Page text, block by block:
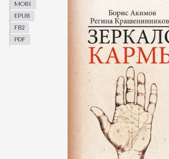
MOBI
EPUB
FB2
PDF